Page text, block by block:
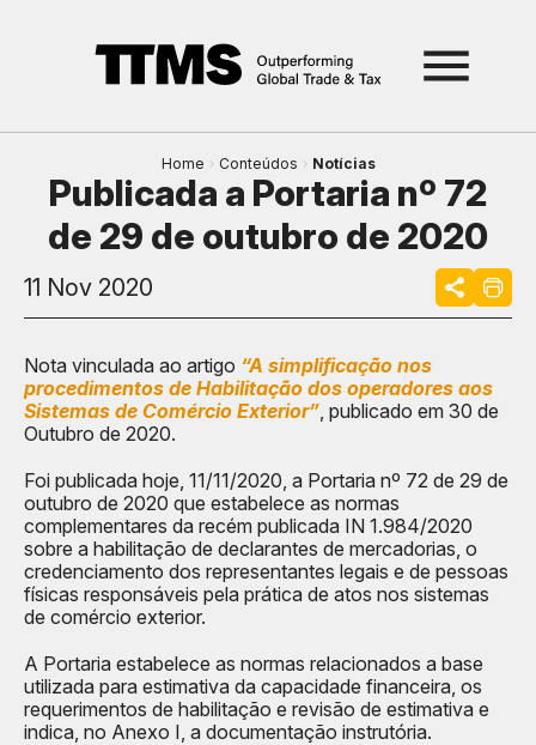
Home Conteúdos Notícias
Publicada a Portaria nº 72
de 29 de outubro de 2020
11 Nov 2020
Nota vinculada ao artigo “A simplificação nos
procedimentos de Habilitação dos operadores aos
Sistemas de Comércio Exterior”, publicado em 30 de
Outubro de 2020.
Foi publicada hoje, 11/11/2020, a Portaria nº 72 de 29 de
outubro de 2020 que estabelece as normas
complementares da recém publicada IN 1.984/2020
sobre a habilitação de declarantes de mercadorias, o
credenciamento dos representantes legais e de pessoas
físicas responsáveis pela prática de atos nos sistemas
de comércio exterior.
A Portaria estabelece as normas relacionados a base
utilizada para estimativa da capacidade financeira, os
requerimentos de habilitação e revisão de estimativa e
indica, no Anexo I, a documentação instrutória.